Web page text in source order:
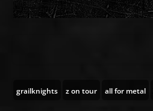
grailknights z on tour all for metal